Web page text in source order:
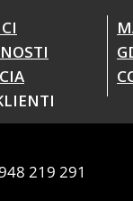
219 291